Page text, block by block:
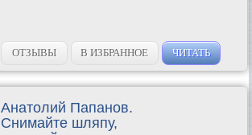
ОТЗЫВЫ В ИЗБРАННОЕ ЧИТАТЬ
Анатолий Папанов.
Снимайте шляпу,